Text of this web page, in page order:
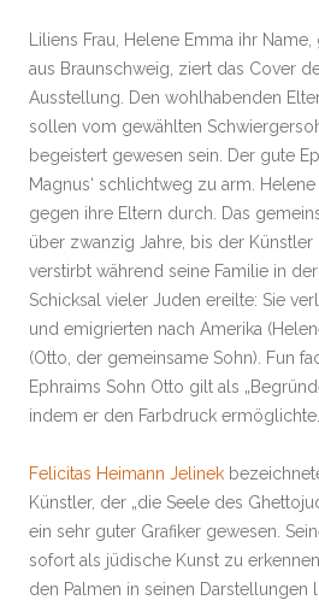
Liliens Frau, Helene Emma ihr
aus Braunschweig, ziert das Cover
Ausstellung. Den wohlhabenden
sollen vom gewählten
begeistert gewesen sein. Der gute
Magnus‘ schlichtweg zu arm.
gegen ihre Eltern durch. Das
über zwanzig Jahre, bis der Künstler
verstirbt während seine Familie in
Schicksal vieler Juden ereilte: Sie
und emigrierten nach Amerika
(Otto, der gemeinsame Sohn). Fun
Ephraims Sohn Otto gilt als
indem er den Farbdruck ermöglichte.
Felicitas Heimann Jelinek
Künstler, der „die Seele des
ein sehr guter Grafiker gewesen.
sofort als jüdische Kunst zu
den Palmen in seinen Darstellungen